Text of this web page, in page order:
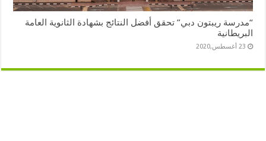
“مدرسة ريبتون دبي” تحقق أفضل النتائج بشهادة الثانوية العامة
البريطانية
23 أغسطس,2020